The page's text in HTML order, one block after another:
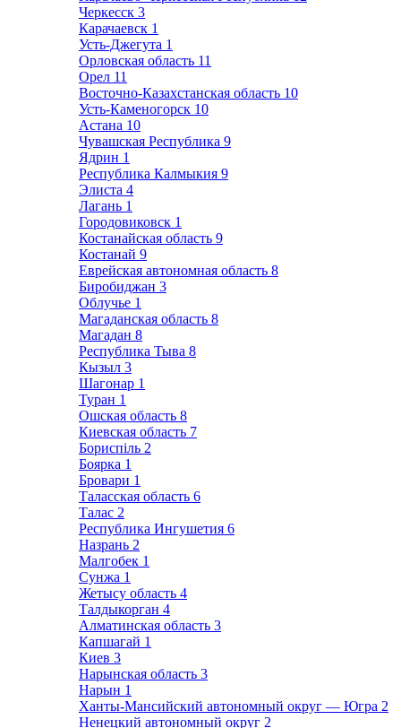
Черкесск 3
Карачаевск 1
Усть-Джегута 1
Орловская область 11
Орел 11
Восточно-Казахстанская область 10
Усть-Каменогорск 10
Астана 10
Чувашская Республика 9
Ядрин 1
Республика Калмыкия 9
Элиста 4
Лагань 1
Городовиковск 1
Костанайская область 9
Костанай 9
Еврейская автономная область 8
Биробиджан 3
Облучье 1
Магаданская область 8
Магадан 8
Республика Тыва 8
Кызыл 3
Шагонар 1
Туран 1
Ошская область 8
Киевская область 7
Бориспіль 2
Боярка 1
Бровари 1
Таласская область 6
Талас 2
Республика Ингушетия 6
Назрань 2
Малгобек 1
Сунжа 1
Жетысу область 4
Талдыкорган 4
Алматинская область 3
Капшагай 1
Киев 3
Нарынская область 3
Нарын 1
Ханты-Мансийский автономный округ — Югра 2
Ненецкий автономный округ 2